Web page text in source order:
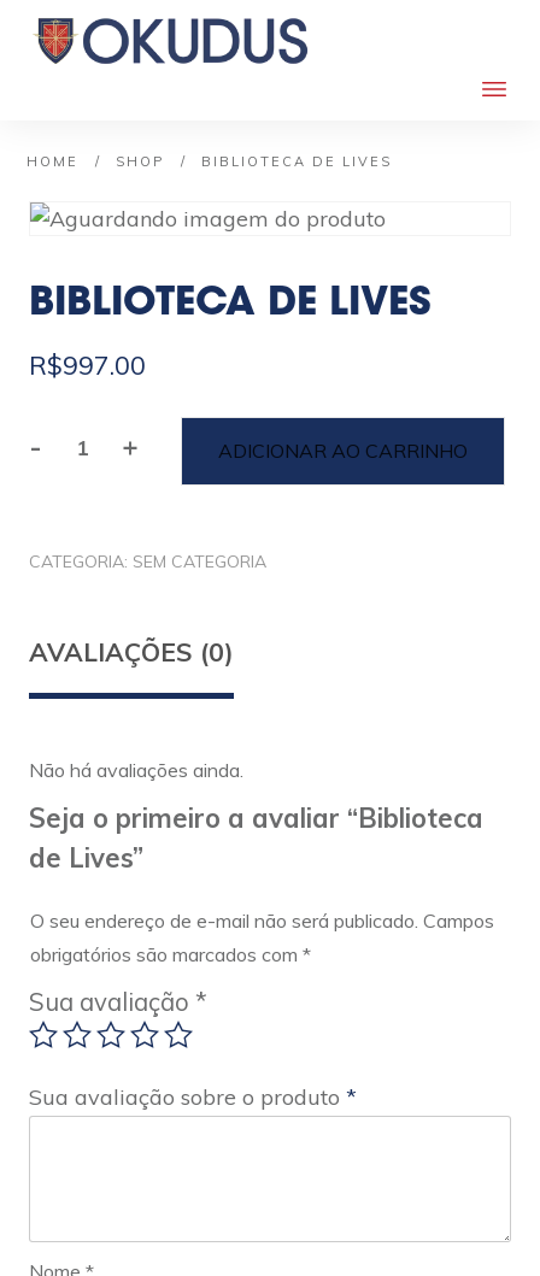
HOME / SHOP / BIBLIOTECA DE LIVES
BIBLIOTECA DE LIVES
R$997.00
- + ADICIONAR AO CARRINHO
CATEGORIA: SEM CATEGORIA
AVALIAÇÕES (0)
Não há avaliações ainda.
Seja o primeiro a avaliar “Biblioteca
de Lives”
O seu endereço de e-mail não será publicado. Campos
obrigatórios são marcados com*
Sua avaliação *
Sua avaliação sobre o produto*
Nome*